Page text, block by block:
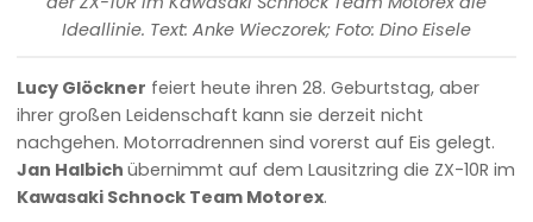
Ideallinie. Text: Anke Wieczorek; Foto: Dino Eisele
Lucy Glöckner feiert heute ihren 28. Geburtstag, aber
ihrer großen Leidenschaft kann sie derzeit nicht
nachgehen. Motorradrennen sind vorerst auf Eis gelegt.
Jan Halbichübernimmt auf dem Lausitzring die ZX-10R im
Kawasaki Schnock Team Motorex.